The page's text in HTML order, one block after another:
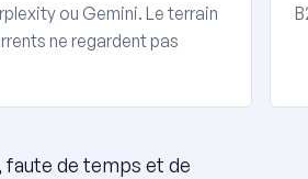
ou Gemini. Le terrain
ne regardent pas
de temps et de